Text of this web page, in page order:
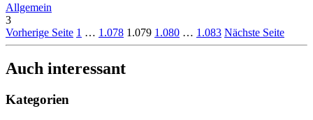
Allgemein
3
Vorherige Seite 1 … 1.078 1.079 1.080 … 1.083 Nächste Seite
Auch interessant
Kategorien